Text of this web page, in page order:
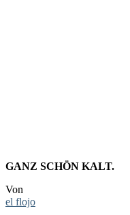
GANZ SCHÖN KALT.
Von
el flojo